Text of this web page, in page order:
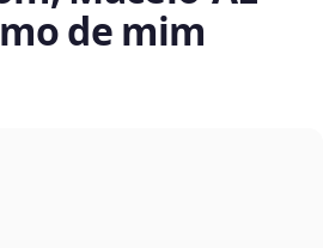
de mim